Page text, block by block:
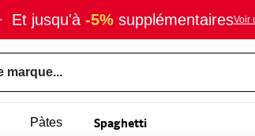
· Et jusqu'à -5% supplémentairesVoir
marque...
Pàtes Spaghetti